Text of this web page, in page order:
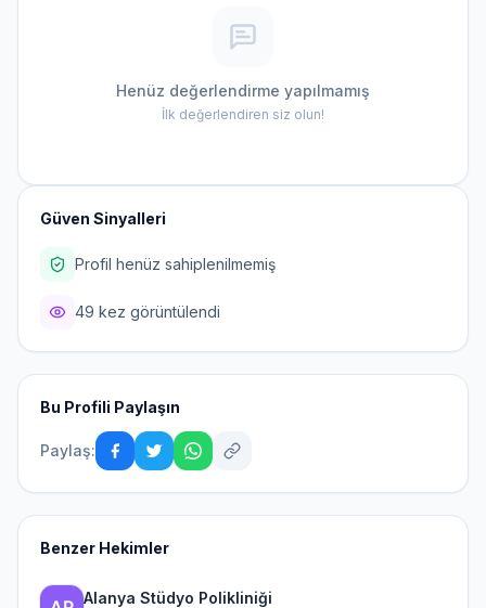
Henüz değerlendirme yapılmamış
İlk değerlendiren siz olun!
Güven Sinyalleri
Profil henüz sahiplenilmemiş
49 kez görüntülendi
Bu Profili Paylaşın
Paylaş:
Benzer Hekimler
Alanya Stüdyo Polikliniği